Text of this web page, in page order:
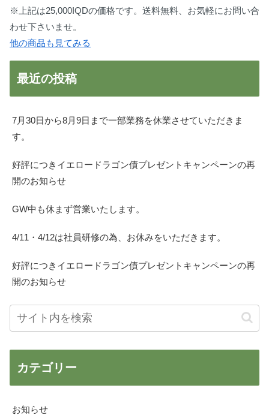
※上記は25,000IQDの価格です。送料無料、お気軽にお問い合
わせ下さいませ。
他の商品も見てみる
最近の投稿
7月30日から8月9日まで一部業務を休業させていただきま
す。
好評につきイエロードラゴン債プレゼントキャンペーンの再
開のお知らせ
GW中も休まず営業いたします。
4/11・4/12は社員研修の為、お休みをいただきます。
好評につきイエロードラゴン債プレゼントキャンペーンの再
開のお知らせ
カテゴリー
お知らせ